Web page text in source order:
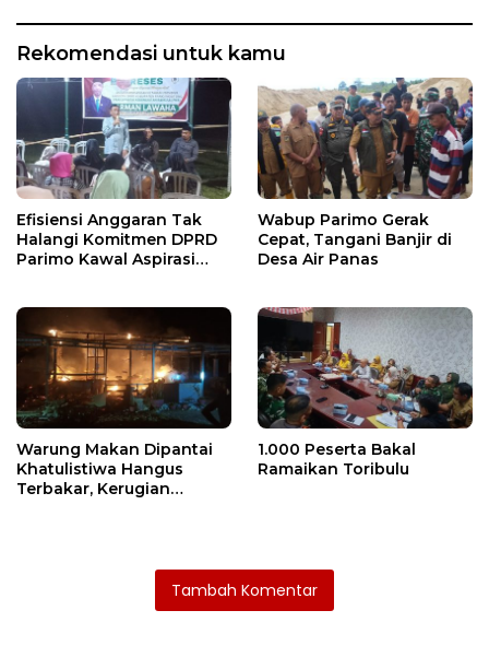
Rekomendasi untuk kamu
Efisiensi Anggaran Tak
Halangi Komitmen DPRD
Parimo Kawal Aspirasi
Wabup Parimo Gerak
Cepat, Tangani Banjir di
Desa Air Panas
Warung Makan Dipantai
Khatulistiwa Hangus
Terbakar, Kerugian
1.000 Peserta Bakal
Ramaikan Toribulu
Tambah Komentar